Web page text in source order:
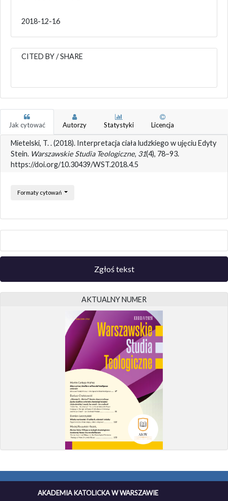
2018-12-16
CITED BY / SHARE
Jak cytować Autorzy Statystyki Licencja
Mietelski, T. . (2018). Interpretacja ciała ludzkiego w ujęciu Edyty
Stein. Warszawskie Studia Teologiczne, 31(4), 78–93.
https://doi.org/10.30439/WST.2018.4.5
Formaty cytowań
Zgłoś tekst
AKTUALNY NUMER
AKADEMIA KATOLICKA W WARSZAWIE